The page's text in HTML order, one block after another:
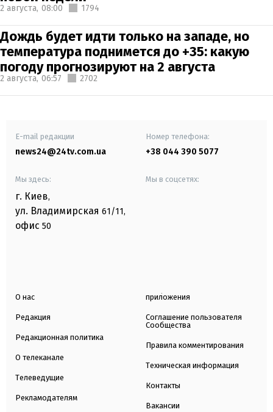
2 августа, 08:00 1794
Дождь будет идти только на западе, но
температура поднимется до +35: какую
погоду прогнозируют на 2 августа
2 августа, 06:57 2702
E-mail редакции
news24@24tv.com.ua
Номер телефона:
+38 044 390 5077
Мы здесь:
г. Киев,
ул. Владимирская 61/11,
офис 50
Мы в соцсетях:
О нас
Редакция
Редакционная политика
О телеканале
Телеведущие
Рекламодателям
приложения
Соглашение пользователя
Сообщества
Правила комментирования
Техническая информация
Контакты
Вакансии